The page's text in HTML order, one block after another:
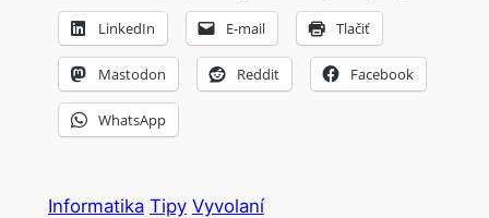
LinkedIn E-mail Tlačiť
Mastodon Reddit Facebook
WhatsApp
Informatika Tipy Vyvolaní